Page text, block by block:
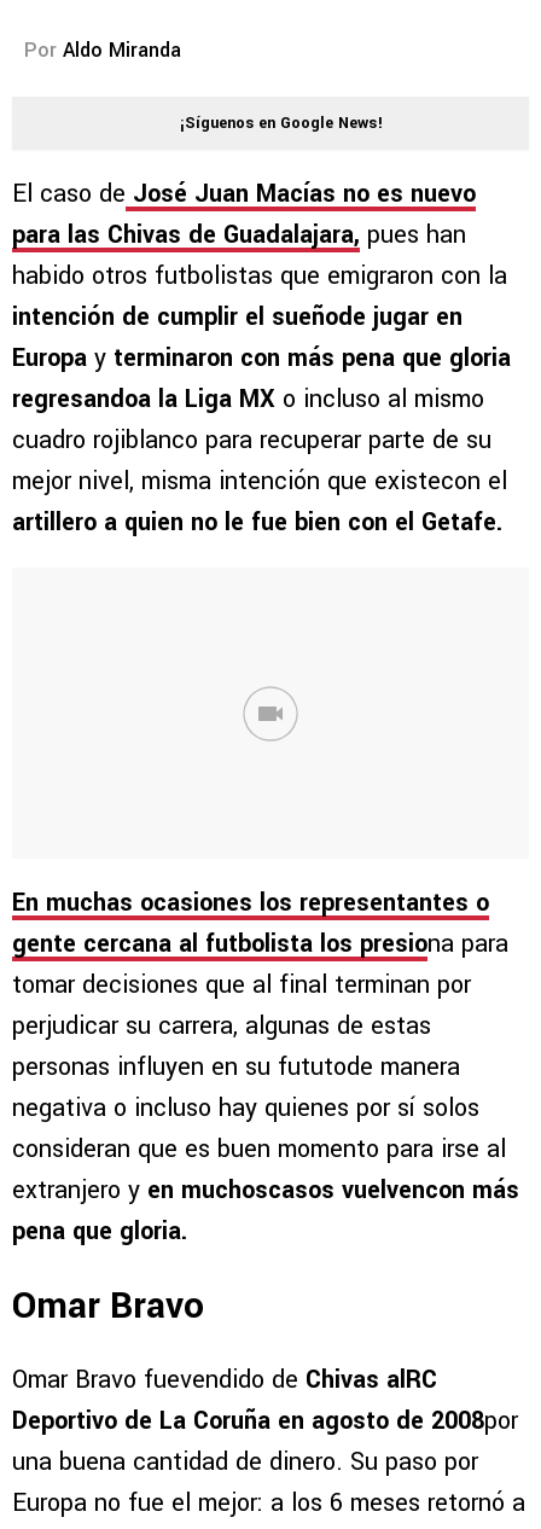
Por Aldo Miranda
¡Síguenos en Google News!
El caso de José Juan Macías no es nuevo
para las Chivas de Guadalajara, pues han
habido otros futbolistas que emigraron con la
intención de cumplir el sueñode jugar en
Europa y terminaron con más pena que gloria
regresandoa la Liga MX o incluso al mismo
cuadro rojiblanco para recuperar parte de su
mejor nivel, misma intención que existecon el
artillero a quien no le fue bien con el Getafe.
En muchas ocasiones los representantes o
gente cercana al futbolista los presiona para
tomar decisiones que al final terminan por
perjudicar su carrera, algunas de estas
personas influyen en su fututode manera
negativa o incluso hay quienes por sí solos
consideran que es buen momento para irse al
extranjero y en muchoscasos vuelvencon más
pena que gloria.
Omar Bravo
Omar Bravo fuevendido de Chivas alRC
Deportivo de La Coruña en agosto de 2008por
una buena cantidad de dinero. Su paso por
Europa no fue el mejor: a los 6 meses retornó a